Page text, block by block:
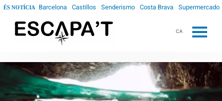
ÉS NOTÍCIA Barcelona Castillos Senderismo Costa Brava Supermercado
CA